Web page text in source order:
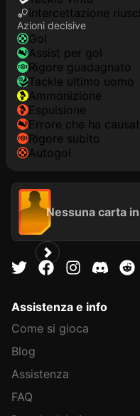
Intercettazione
Azioni decisive
Gol
Assist per gol
Rigore guadagnato
Tackle ultimo uomo
Ammonizione
Espulsione
Errore che ha
Rigore subito
Autogol
Nessuna carta
Assistenza e info
Come si gioca
Blog
Assistenza
FAQ